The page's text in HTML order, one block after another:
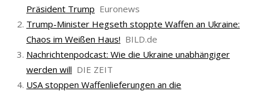
Präsident Trump Euronews
Trump-Minister Hegseth stoppte Waffen an Ukraine:
Chaos im Weißen Haus! BILD.de
Nachrichtenpodcast: Wie die Ukraine unabhängiger
werden will DIE ZEIT
USA stoppen Waffenlieferungen an die